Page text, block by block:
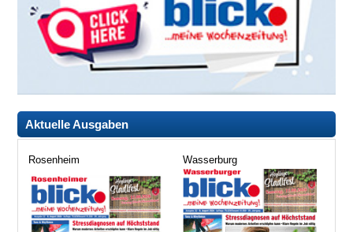
Aktuelle Ausgaben
Rosenheim Wasserburg